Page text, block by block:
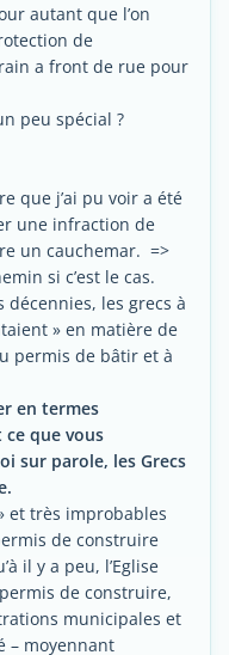
autant que l’on
de
a front de rue pour
peu spécial ?
que j’ai pu voir a été
une infraction de
un cauchemar. =>
si c’est le cas.
décennies, les grecs à
» en matière de
permis de bâtir et à
en termes
que vous
sur parole, les Grecs
et très improbables
de construire
il y a peu, l’Eglise
de construire,
municipales et
– moyennant